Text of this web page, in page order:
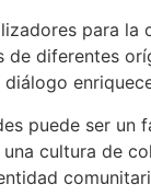
para la
diferentes
puede ser un
cultura de